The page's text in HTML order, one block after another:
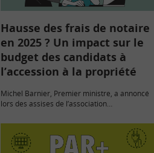
Hausse des frais de notaire
en 2025 ? Un impact sur le
budget des candidats à
l’accession à la propriété
Michel Barnier, Premier ministre, a annoncé
lors des assises de l’association
taux des droits de mutation à titre onéreux
(DMTO) de 0,5 %, qui…